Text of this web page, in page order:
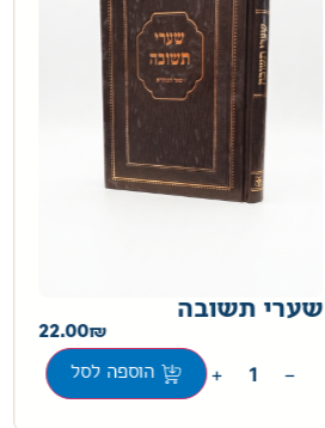
שערי תשובה
22.00
−
+ הוספה לסל